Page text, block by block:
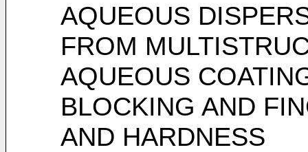
AQUEOUS
FROM
AQUEOUS
BLOCKING AND
AND HARDNESS